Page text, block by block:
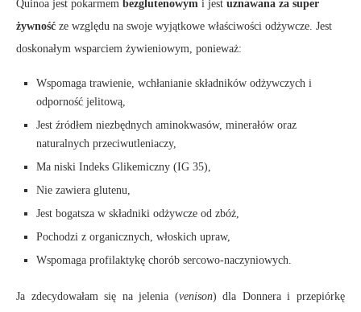
Quinoa jest pokarmem bezglutenowym i jest uznawana za super
żywność ze względu na swoje wyjątkowe właściwości odżywcze. Jest
doskonałym wsparciem żywieniowym, ponieważ:
Wspomaga trawienie, wchłanianie składników odżywczych i
odporność jelitową,
Jest źródłem niezbędnych aminokwasów, minerałów oraz
naturalnych przeciwutleniaczy,
Ma niski Indeks Glikemiczny (IG 35),
Nie zawiera glutenu,
Jest bogatsza w składniki odżywcze od zbóż,
Pochodzi z organicznych, włoskich upraw,
Wspomaga profilaktykę chorób sercowo-naczyniowych.
Ja zdecydowałam się na jelenia (venison) dla Donnera i przepiórkę